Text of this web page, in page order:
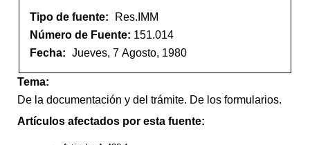
Tipo de fuente:
Res.IMM
Número de Fuente: 151.014
Fecha: Jueves, 7 Agosto, 1980
Tema:
De la documentación y del trámite. De los formularios.
Artículos afectados por esta fuente: